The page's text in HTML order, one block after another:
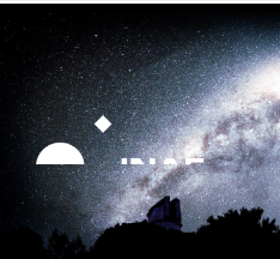
Strumenti
personali
Salta
contenuti.
|
Salta
alla
navigazione
Ricerca
avanzata…